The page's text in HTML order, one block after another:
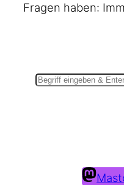
Fra­gen haben: